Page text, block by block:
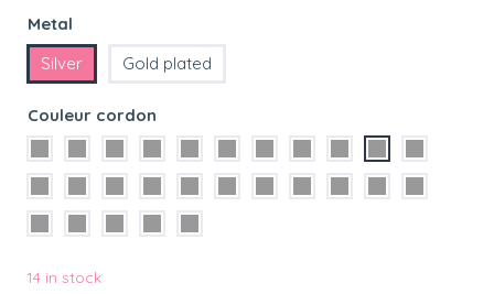
Metal
Silver
Gold plated
Couleur cordon
14 in stock